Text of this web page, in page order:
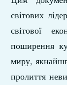
світових
світової
поширення
миру,
пролиття